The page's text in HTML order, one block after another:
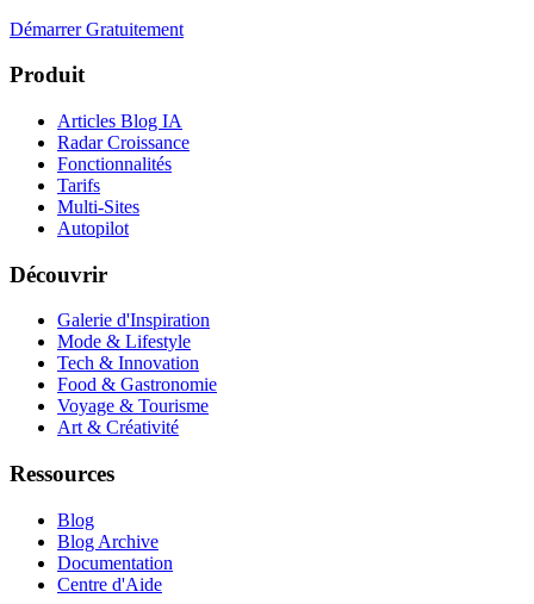
Démarrer Gratuitement
Produit
Articles Blog IA
Radar Croissance
Fonctionnalités
Tarifs
Multi-Sites
Autopilot
Découvrir
Galerie d'Inspiration
Mode & Lifestyle
Tech & Innovation
Food & Gastronomie
Voyage & Tourisme
Art & Créativité
Ressources
Blog
Blog Archive
Documentation
Centre d'Aide